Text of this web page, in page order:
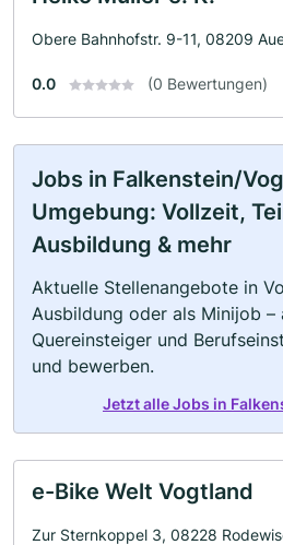
Obere Bahnhofstr. 9-11, 08209
0.0 (0 Bewertungen)
Jobs in Falkenstein/
Umgebung: Vollzeit,
Ausbildung & mehr
Aktuelle Stellenangebote in
Ausbildung oder als Minijob –
Quereinsteiger und
und bewerben.
Jetzt alle Jobs in
e-Bike Welt Vogtland
Zur Sternkoppel 3, 08228